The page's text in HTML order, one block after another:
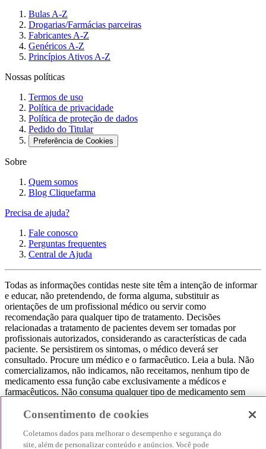
Bulas A-Z
Drogarias/Farmácias parceiras
Fabricantes A-Z
Genéricos A-Z
Princípios Ativos A-Z
Nossas políticas
Termos de uso
Política de privacidade
Política de proteção de dados
Pedido do Titular
Preferência de Cookies
Sobre
Quem somos
Blog Cliquefarma
Precisa de ajuda?
Fale conosco
Perguntas frequentes
Central de Ajuda
Todas as informações contidas neste site têm a intenção de informar
e educar, não pretendendo, de forma alguma, substituir as
orientações de um profissional médico ou servir como
recomendação para qualquer tipo de tratamento. Decisões
relacionadas a tratamento de pacientes devem ser tomadas por
profissionais autorizados, considerando as características de cada
paciente. Se persistirem os sintomas, o médico deverá ser
consultado. Procure um médico e o farmacêutico. Leia a bula. Não
comercializamos, não indicamos, não receitamos, nenhum tipo de
medicamento essa função cabe exclusivamente a médicos e
farmacêuticos. Não consuma qualquer tipo de medicamento sem
não realizamos a venda de medicamentos, apenas contribuímos para
produtos farmacêuticos. Contribuímos e damos auxílio para que sua
experiência seja bem-sucedida, mas a finalização da compra
Consentimento de cookies
Coletamos dados para melhorar o desempenho e segurança do
site, além de personalizar conteúdo e anúncios. Você pode